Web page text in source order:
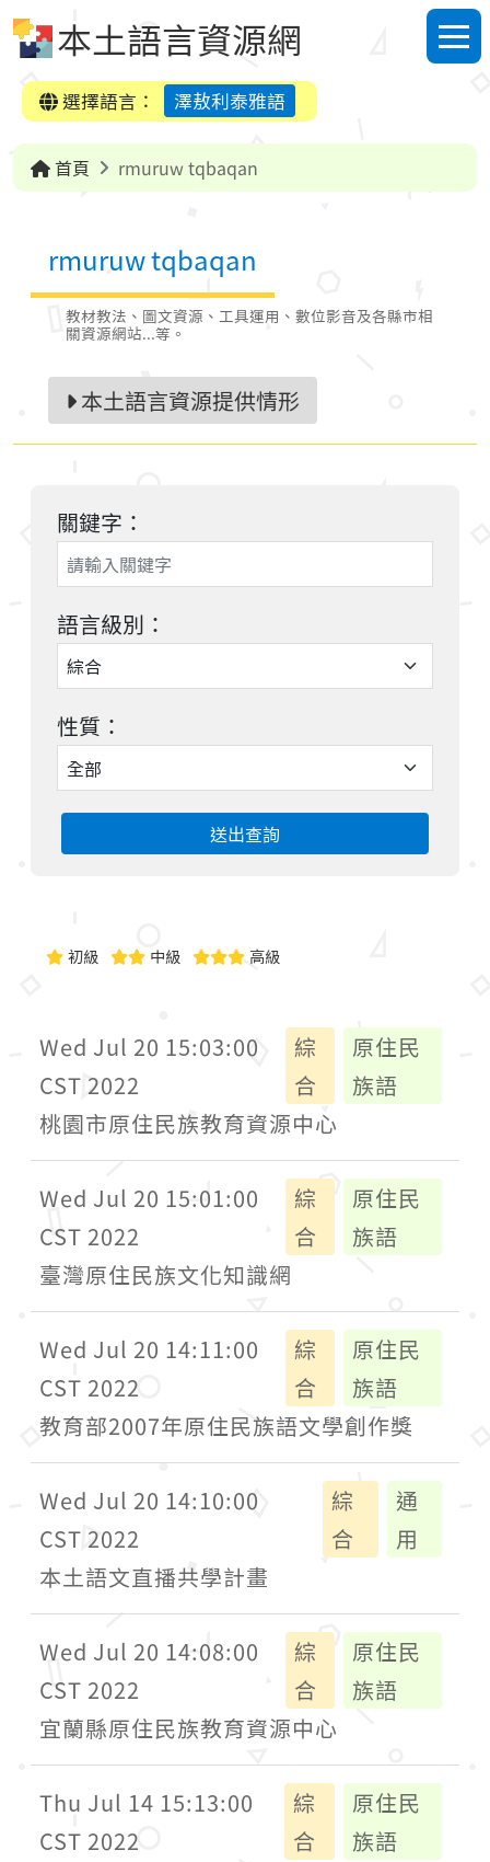
本土語言資源網
選單
選擇語言：
澤敖利泰雅語
首頁 rmuruw tqbaqan
rmuruw tqbaqan
教材教法、圖文資源、工具運用、數位影音及各縣市相
關資源網站...等。
本土語言資源提供情形
關鍵字：
語言級別：
性質：
送出查詢
初級 中級 高級
Wed Jul 20 15:03:00
CST 2022
綜
合
原住民
族語
桃園市原住民族教育資源中心
Wed Jul 20 15:01:00
CST 2022
綜
合
原住民
族語
臺灣原住民族文化知識網
Wed Jul 20 14:11:00
CST 2022
綜
合
原住民
族語
教育部2007年原住民族語文學創作獎
Wed Jul 20 14:10:00
CST 2022
綜
合
通
用
本土語文直播共學計畫
Wed Jul 20 14:08:00
CST 2022
綜
合
原住民
族語
宜蘭縣原住民族教育資源中心
Thu Jul 14 15:13:00
CST 2022
綜
合
原住民
族語